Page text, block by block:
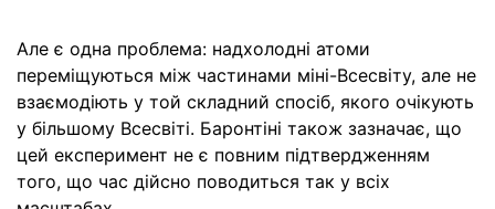
Але є одна проблема: надхолодні атоми
переміщуються між частинами міні-Всесвіту, але не
взаємодіють у той складний спосіб, якого очікують
у більшому Всесвіті. Баронтіні також зазначає, що
цей експеримент не є повним підтвердженням
того, що час дійсно поводиться так у всіх